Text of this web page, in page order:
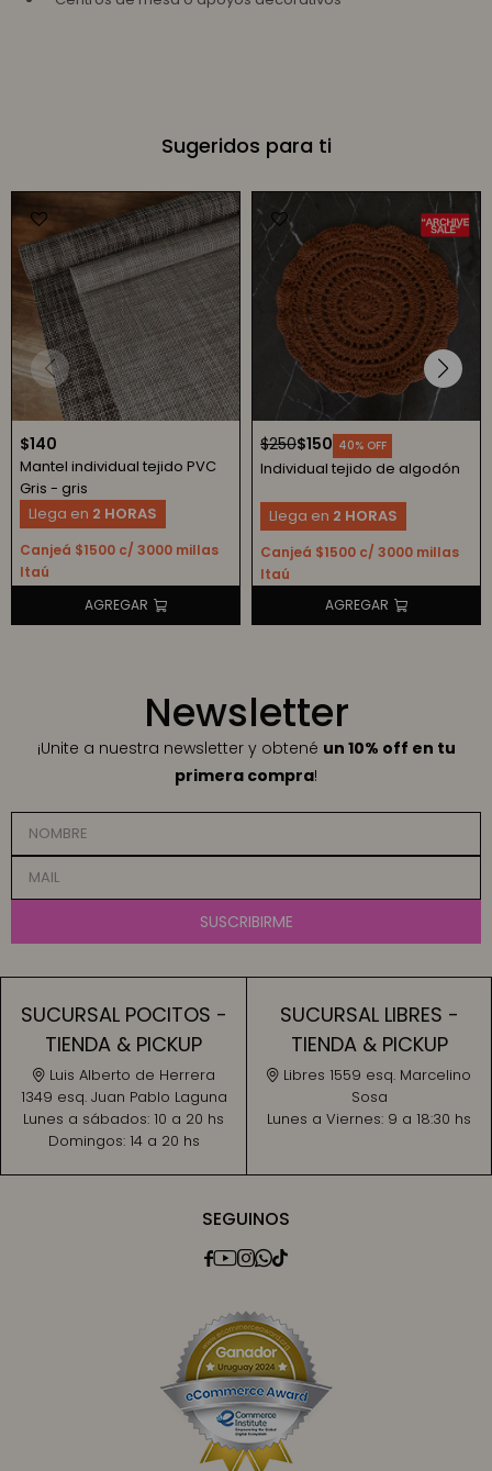
Sugeridos para ti
$140
Mantel individual tejido PVC
Gris - gris
Canjeá $1500 c/ 3000 millas
Itaú
Llega en 2 HORAS
$150
$250 40
Individual tejido de algodón
Canjeá $1500 c/ 3000 millas
Itaú
Llega en 2 HORAS
SEGUINOS

Newsletter
¡Unite a nuestra newsletter y obtené un 10% off en tu
primera compra!
SUSCRIBIRME
SUCURSAL POCITOS -
TIENDA & PICKUP
Luis Alberto de Herrera
1349 esq. Juan Pablo Laguna
Lunes a sábados: 10 a 20 hs
Domingos: 14 a 20 hs
SUCURSAL LIBRES -
TIENDA & PICKUP
Libres 1559 esq. Marcelino
Sosa
Lunes a Viernes: 9 a 18:30 hs